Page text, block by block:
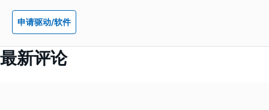
申请驱动/软件
最新评论